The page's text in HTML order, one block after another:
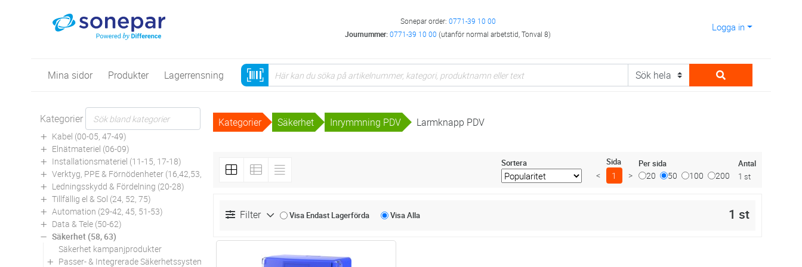
Sonepar order: 0771-39 10 00
Journummer:0771-39 10 00 (utanför normal arbetstid, Tonval 8)
Logga in
Mina sidor Produkter Lagerrensning
Kategorier
Kabel (00-05, 47-49)
Elnätmateriel (06-09)
Installationsmateriel (11-15, 17-18)
Verktyg, PPE & Förnödenheter (16,42,53,94)
Ledningsskydd & Fördelning (20-28)
Tillfällig el & Sol (24, 52, 75)
Automation (29-42, 45, 51-53)
Data & Tele (50-62)
Säkerhet (58, 63)
Säkerhet kampanjprodukter
Passer- & Integrerade Säkerhetssystem
Kategorier Säkerhet Inrymmning PDV Larmknapp PDV
Sortera Sida
< 1 >
Per sida
20 50 100 200
Antal
1 st
Filter Visa Endast Lagerförda VisaAlla 1 st
ST Lägg i kundvagn